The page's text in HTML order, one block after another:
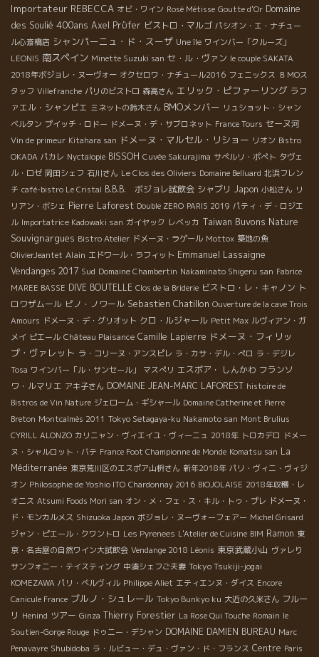
Importateur REBECCA オビ・ワイン Rosé Métisse Goutte d’Or Domaine
des Soulié 400ans Axel Prϋfer ビストロ・マルゴ パシオン・エ・ナチュー
ル心斎橋店 シャンパーニュ・ド・スーザ Une île ワインバー「クルーズ」
LEONIS 南スペイン Minette Suzuki san セ・ル・ヴァン le couple SAKATA
2018年ボジョレ・ヌーヴォー オクセロワ・ナチュール2016 フェニックス ＢＭОス
タッフ Villefranche パリのビストロ 森高さん エリック・ピファーリング ラフ
ァエル・シャンピエ ミネットの鈴木さん BMOメンバー リュショット・シャン
ベルタン プイッチ・ロドー ドメーヌ・デ・サブロネット France Tours セーヌ河
Vin de primeur Kitahara san ドメーヌ・マルセル・リショー リオン Bistro
OKADA パカレ Nyctalopie BISSOH Cuvée Sakurajima サぺルリ・ポぺト タヴェ
ル・ロゼ 岡田シェフ 石川さん Le Clos des Oliviers Domaine Belluard 北浜フレン
チ café-bistro Le Cristal B.B.B. ボジョレ試飲会 シャブリ Japon 小松さん リ
リアン・ボシェ Pierre Laforest Double ZERO PARIS 2019 パティ・デ・ロジエ
ル Importatrice Kadowaki san ガイヤック レベッカ Taiwan Buvons Nature
Souvignargues Bistro Atelier ドメーヌ・ラゲール Mottox 築地の魚
OlivierJeantet Alain エドワール・ラフィット Emmanuel Lassaigne
Vendanges 2017 Sud Domaine Chambertin Nakaminato Shigeru san Fabrice
MAREE BASSE DIVE BOUTELLE Clos de la Briderie ビストロ・レ・キャノン ト
ロワザムール ピノ・ノワール Sebastien Chatillon Ouverture de la cave Trois
Amours ドメーヌ・デ・グリオット クロ・ルジャール Petit Max ルヴィアン・ガ
メイ ピエール Château Plaisance Camille Lapierre ドメーヌ・フィリッ
プ・ヴァレット ラ・コリーヌ・アンスピレ ラ・カサ・デル・ぺロ ラ・デジレ
Tosa ワインバー「ル・サンセール」 マスぺリ エスポア・ しんかわ フランソ
ワ・ルマリエ アキ子さん DOMAINE JEAN-MARC LAFOREST histoire de
Bistros de Vin Nature ジェローム・ギシャール Domaine Catherine et Pierre
Breton Montcalmès 2011 Tokyo Setagaya-ku Nakamoto san Mont Brulius
CYRILL ALONZO カリニャン・ヴィエイユ・ヴィーニュ 2018年 トロカデロ ドメー
ヌ・シャルロット・バテ France Foot Championne de Monde Komatsu san La
Méditerranée 東京荒川区のエスポア山枡さん 新年2018年 パリ・ヴィニ・ヴィジ
オン Philosophie de Yoshio ITO Chardonnay 2016 BIOJOLAISE 2018年収穫・レ
オニス Atsumi Foods Mori san オン・メ・フェ・ス・キル・トゥ・プレ ドメーヌ・
ド・モンカルメス Shizuoka Japon ボジョレ・ヌーヴォーフェアー Michel Grisard
ジャン・ピエール・クワントロ Les Pyrenees L'Atelier de Cuisine BIM Ramon 東
京・名古屋の自然ワイン大試飲会 Vendange 2018 Léonis 東京武蔵小山 ヴァレり
サンフォニー・テイスティング 中湊シェフご夫妻 Tokyo Tsukiji-jogai
KOMEZAWA パリ・ベルヴィル Philippe Aliet エティエンヌ・ダイス Encore
Canicule France ブルノ・シュレール Tokyo Bunkyo ku 大近の久米さん フルー
リ Henind ツアー Ginza Thierry Forestier La Rose Qui Touche Romain le
Soutien-Gorge Rouge ドゥニー・デシャン DOMAINE DAMIEN BUREAU Marc
Penavayre Shubidoba ラ・ルビュー・デュ・ヴァン・ド・フランス Centre Paris